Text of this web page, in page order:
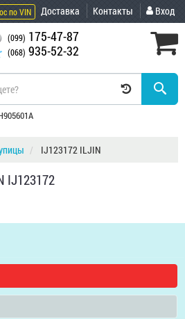
по VIN Доставка Контакты Вход
(099) 175-47-87
(068) 935-52-32
IJ123172 ILJIN
IJ123172